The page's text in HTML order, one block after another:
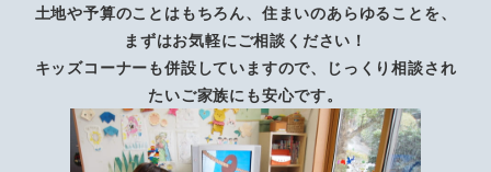
土地や予算のことはもちろん、住まいのあらゆることを、
まずはお気軽にご相談ください！
キッズコーナーも併設していますので、じっくり相談され
たいご家族にも安心です。